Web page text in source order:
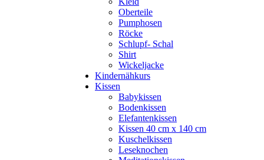
Oberteile
Pumphosen
Röcke
Schlupf- Schal
Shirt
Wickeljacke
Kindernähkurs
Kissen
Babykissen
Bodenkissen
Elefantenkissen
Kissen 40 cm x 140 cm
Kuschelkissen
Leseknochen